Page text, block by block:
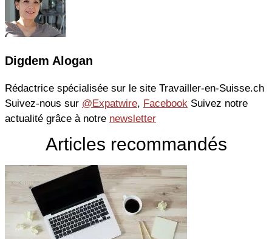
Digdem Alogan
Rédactrice spécialisée sur le site Travailler-en-Suisse.ch
Suivez-nous sur @Expatwire, Facebook Suivez notre
actualité grâce à notre newsletter
Articles recommandés